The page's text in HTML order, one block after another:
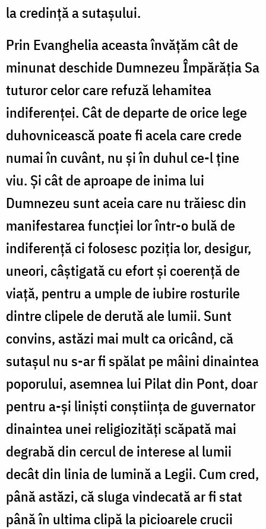
la credință a sutașului.
Prin Evanghelia aceasta învățăm cât de
minunat deschide Dumnezeu Împărăția Sa
tuturor celor care refuză lehamitea
indiferenței. Cât de departe de orice lege
duhovnicească poate fi acela care crede
numai în cuvânt, nu și în duhul ce-l ține
viu. Și cât de aproape de inima lui
Dumnezeu sunt aceia care nu trăiesc din
manifestarea funcției lor într-o bulă de
indiferență ci folosesc poziția lor, desigur,
uneori, câștigată cu efort și coerență de
viață, pentru a umple de iubire rosturile
dintre clipele de derută ale lumii. Sunt
convins, astăzi mai mult ca oricând, că
sutașul nu s-ar fi spălat pe mâini dinaintea
poporului, asemnea lui Pilat din Pont, doar
pentru a-și liniști conștiința de guvernator
dinaintea unei religiozități scăpată mai
degrabă din cercul de interese al lumii
decât din linia de lumină a Legii. Cum cred,
până astăzi, că sluga vindecată ar fi stat
până în ultima clipă la picioarele crucii